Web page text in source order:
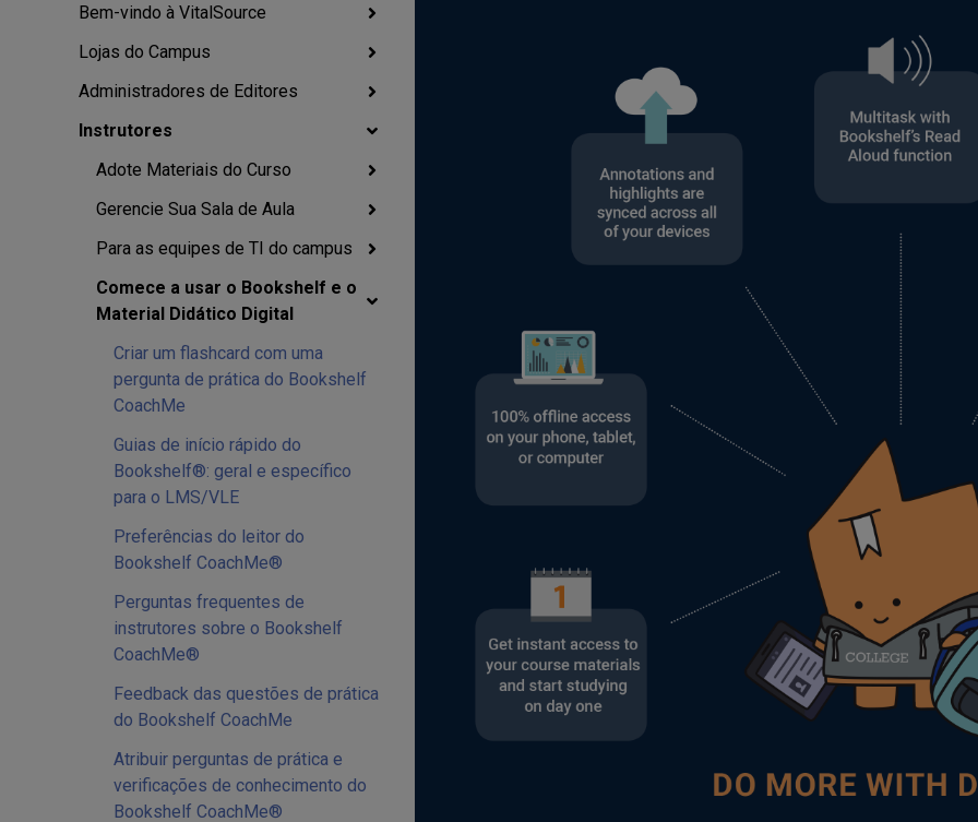
Bem-vindo à VitalSource
Lojas do Campus
Administradores de Editores
Instrutores
Adote Materiais do Curso
Gerencie Sua Sala de Aula
Para as equipes de TI do campus
Comece a usar o Bookshelf e o
Material Didático Digital
Criar um flashcard com uma
pergunta de prática do Bookshelf
CoachMe
Guias de início rápido do
Bookshelf®: geral e específico
para o LMS/VLE
Preferências do leitor do
Bookshelf CoachMe®
Perguntas frequentes de
instrutores sobre o Bookshelf
CoachMe®
Feedback das questões de prática
do Bookshelf CoachMe
Atribuir perguntas de prática e
verificações de conhecimento do
Bookshelf CoachMe®